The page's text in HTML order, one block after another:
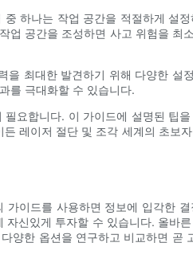
하나는 작업 공간을 적절하게 설
업 공간을 조성하면 사고 위험을 최
을 최대한 발견하기 위해 다양한 설
를 극대화할 수 있습니다.
요합니다. 이 가이드에 설명된 팁
레이저 절단 및 조각 세계의 초보
이드를 사용하면 정보에 입각한
신있게 투자할 수 있습니다. 올바
양한 옵션을 연구하고 비교하면 곧